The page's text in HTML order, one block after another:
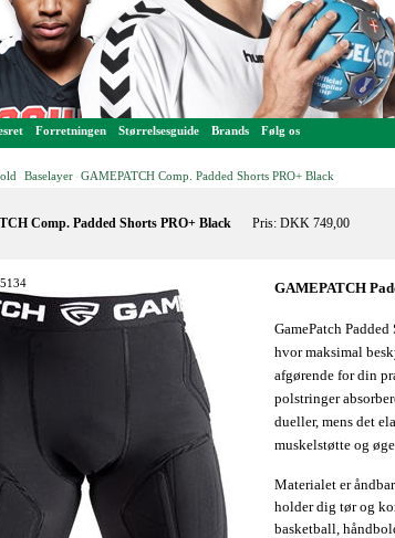
Forretningen Størrelsesguide Brands Følg os
Baselayer GAMEPATCH Comp. Padded Shorts PRO+ Black
Comp. Padded Shorts PRO+ Black Pris: DKK 749,00
GAMEPATCH
GamePatch
hvor maksimal
afgørende for din
polstringer
dueller, mens det
muskelstøtte og
Materialet er
holder dig tør og
basketball,